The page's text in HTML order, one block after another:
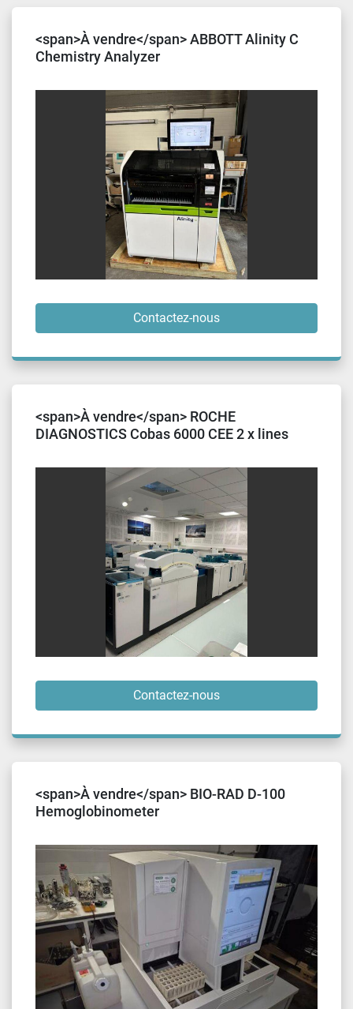
<span>À vendre</span> ABBOTT Alinity C
Chemistry Analyzer
Contactez-nous
<span>À vendre</span> ROCHE
DIAGNOSTICS Cobas 6000 CEE 2 x lines
Contactez-nous
<span>À vendre</span> BIO-RAD D-100
Hemoglobinometer